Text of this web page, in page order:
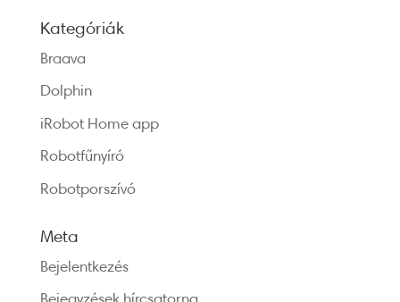
Kategóriák
Braava
Dolphin
iRobot Home app
Robotfűnyíró
Robotporszívó
Meta
Bejelentkezés
Bejegyzések hírcsatorna